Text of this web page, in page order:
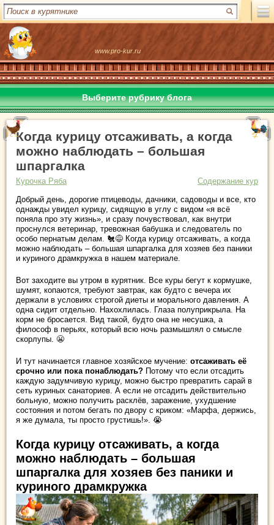
www.pro-kur.ru
Выберите рубрику блога
Когда курицу отсаживать, а когда
можно наблюдать – большая
шпаргалка
Курочка Ряба
Содержание кур
Добрый день, дорогие птицеводы, дачники, садоводы и все, кто
однажды увидел курицу, сидящую в углу с видом «я всё
поняла про эту жизнь», и сразу почувствовал, как внутри
проснулся ветеринар, тревожная бабушка и следователь по
особо пернатым делам. 🐔😅 Когда курицу отсаживать, а когда
можно наблюдать – большая шпаргалка для хозяев без паники
и куриного драмкружка в нашем материале.
Вот заходите вы утром в курятник. Все куры бегут к кормушке,
шумят, копаются, требуют завтрак, как будто с вечера их
держали в условиях строгой диеты и морального давления. А
одна сидит отдельно. Нахохлилась. Глаза полуприкрыла. На
корм не бросается. Вид такой, будто она не несушка, а
философ в перьях, который всю ночь размышлял о смысле
скорлупы. 😬
И тут начинается главное хозяйское мучение: отсаживать её
срочно или пока понаблюдать? Потому что если отсадить
каждую задумчивую курицу, можно быстро превратить сарай в
сеть куриных санаториев. А если не отсадить действительно
больную, можно получить расклёв, заражение, ухудшение
состояния и потом бегать по двору с криком: «Марфа, держись,
я же думала, ты просто грустишь!». 😭
Когда курицу отсаживать, а когда
можно наблюдать – большая
шпаргалка для хозяев без паники и
куриного драмкружка